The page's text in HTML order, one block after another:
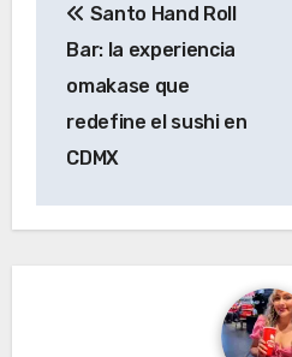
de
entradas
Santo Hand Roll
Bar: la experiencia
omakase que
redefine el sushi en
CDMX